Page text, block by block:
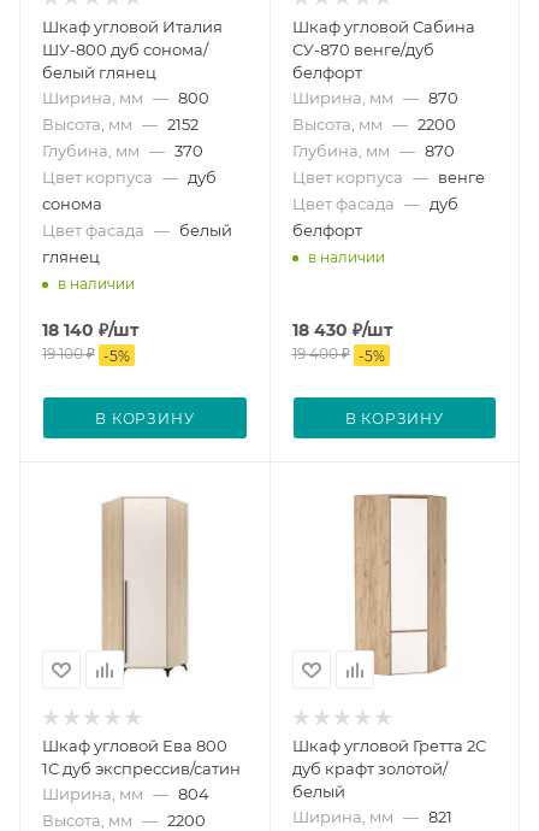
Шкаф угловой Италия
ШУ-800 дуб сонома/
белый глянец
Ширина, мм — 800
Высота, мм — 2152
Глубина, мм — 370
Цвет корпуса — дуб
сонома
Цвет фасада — белый
глянец
в наличии
18 140 ₽/шт
19 100₽ -5%
В КОРЗИНУ
Шкаф угловой Сабина
СУ-870 венге/дуб
белфорт
Ширина, мм — 870
Высота, мм — 2200
Глубина, мм — 870
Цвет корпуса — венге
Цвет фасада — дуб
белфорт
в наличии
18 430 ₽/шт
19 400₽ -5%
В КОРЗИНУ
Шкаф угловой Ева 800
1С дуб экспрессив/сатин
Ширина, мм — 804
Высота, мм — 2200
Шкаф угловой Гретта 2С
дуб крафт золотой/
белый
Ширина, мм — 821